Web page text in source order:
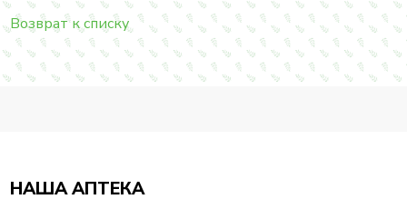
Возврат к списку
НАША АПТЕКА